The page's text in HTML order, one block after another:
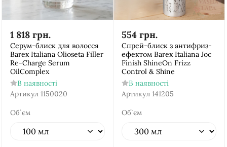
1 818 грн.
Серум-блиск для волосся
Barex Italiana Olioseta Filler
Re-Charge Serum
OilComplex
В наявності
Артикул 1150020
Об`єм
554 грн.
Спрей-блиск з антифриз-
ефектом Barex Italiana Joc
Finish ShineOn Frizz
Control & Shine
В наявності
Артикул 141205
Об`єм